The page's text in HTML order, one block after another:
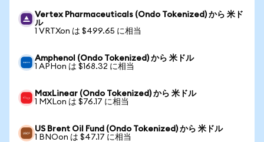
Vertex Pharmaceuticals (Ondo Tokenized) から 米ド
ル
1 VRTXon は $499.65 に相当
Amphenol (Ondo Tokenized) から 米ドル
1 APHon は $168.32 に相当
MaxLinear (Ondo Tokenized) から 米ドル
1 MXLon は $76.17 に相当
US Brent Oil Fund (Ondo Tokenized) から 米ドル
1 BNOon は $47.17 に相当